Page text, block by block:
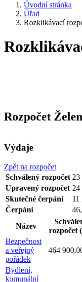
Úvodní stránka
Úřad
Rozklikávací
Rozpočet
Výdaje
Zpět na rozpočet
Schválený rozpočet 23
Upravený rozpočet 24
Skutečné čerpání
11
Čerpání
Název
rozpočet
Bezpečnost
a veřejný
pořádek
464
Bydlení,
komunální